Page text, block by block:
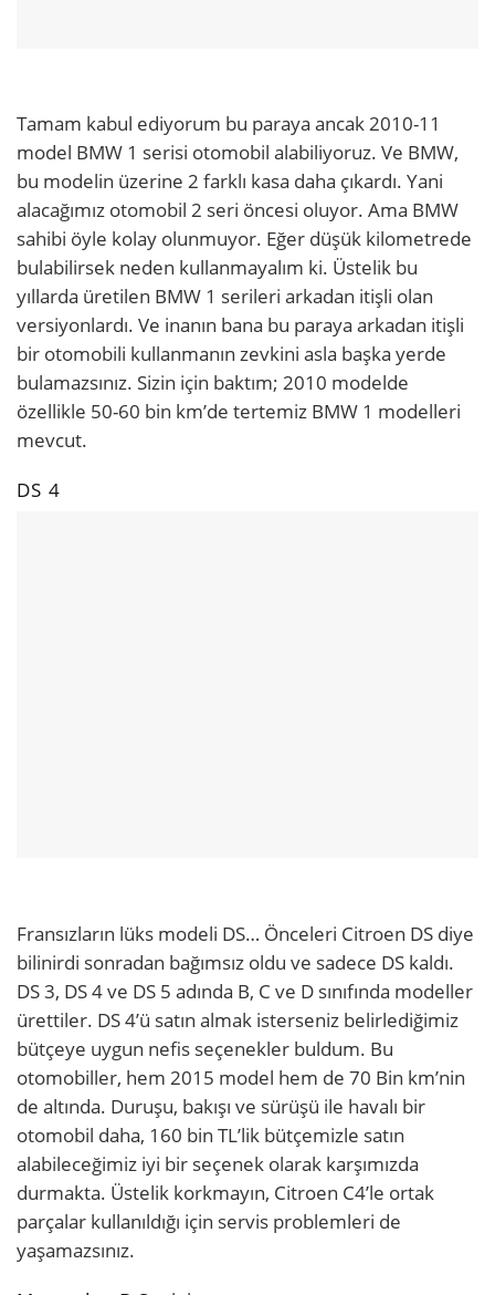
Tamam kabul ediyorum bu paraya ancak 2010-11
model BMW 1 serisi otomobil alabiliyoruz. Ve BMW,
bu modelin üzerine 2 farklı kasa daha çıkardı. Yani
alacağımız otomobil 2 seri öncesi oluyor. Ama BMW
sahibi öyle kolay olunmuyor. Eğer düşük kilometrede
bulabilirsek neden kullanmayalım ki. Üstelik bu
yıllarda üretilen BMW 1 serileri arkadan itişli olan
versiyonlardı. Ve inanın bana bu paraya arkadan itişli
bir otomobili kullanmanın zevkini asla başka yerde
bulamazsınız. Sizin için baktım; 2010 modelde
özellikle 50-60 bin km’de tertemiz BMW 1 modelleri
mevcut.
DS 4
Fransızların lüks modeli DS… Önceleri Citroen DS diye
bilinirdi sonradan bağımsız oldu ve sadece DS kaldı.
DS 3, DS 4 ve DS 5 adında B, C ve D sınıfında modeller
ürettiler. DS 4’ü satın almak isterseniz belirlediğimiz
bütçeye uygun nefis seçenekler buldum. Bu
otomobiller, hem 2015 model hem de 70 Bin km’nin
de altında. Duruşu, bakışı ve sürüşü ile havalı bir
otomobil daha, 160 bin TL’lik bütçemizle satın
alabileceğimiz iyi bir seçenek olarak karşımızda
durmakta. Üstelik korkmayın, Citroen C4’le ortak
parçalar kullanıldığı için servis problemleri de
yaşamazsınız.